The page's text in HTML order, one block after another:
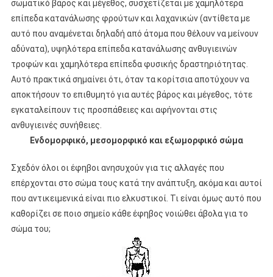
σωματικό βάρος και μέγεθος, συσχετίζεται με χαμηλότερα
επίπεδα κατανάλωσης φρούτων και λαχανικών (αντίθετα με
αυτό που αναμένεται δηλαδή από άτομα που θέλουν να μείνουν
αδύνατα), υψηλότερα επίπεδα κατανάλωσης ανθυγιεινών
τροφών και χαμηλότερα επίπεδα φυσικής δραστηριότητας.
Αυτό πρακτικά σημαίνει ότι, όταν τα κορίτσια αποτύχουν να
αποκτήσουν το επιθυμητό για αυτές βάρος και μέγεθος, τότε
εγκαταλείπουν τις προσπάθειες και αφήνονται στις
ανθυγιεινές συνήθειες.
Ενδομορφικό, μεσομορφικό και εξωμορφικό σώμα
Σχεδόν όλοι οι έφηβοι ανησυχούν για τις αλλαγές που
επέρχονται στο σώμα τους κατά την ανάπτυξη, ακόμα και αυτοί
που αντικειμενικά είναι πιο ελκυστικοί. Τι είναι όμως αυτό που
καθορίζει σε ποιο σημείο κάθε έφηβος νοιώθει άβολα για το
σώμα του;